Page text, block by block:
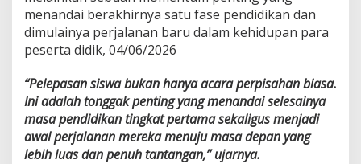
menandai berakhirnya satu fase pendidikan dan
dimulainya perjalanan baru dalam kehidupan para
peserta didik, 04/06/2026
“Pelepasan siswa bukan hanya acara perpisahan biasa.
Ini adalah tonggak penting yang menandai selesainya
masa pendidikan tingkat pertama sekaligus menjadi
awal perjalanan mereka menuju masa depan yang
lebih luas dan penuh tantangan,” ujarnya.